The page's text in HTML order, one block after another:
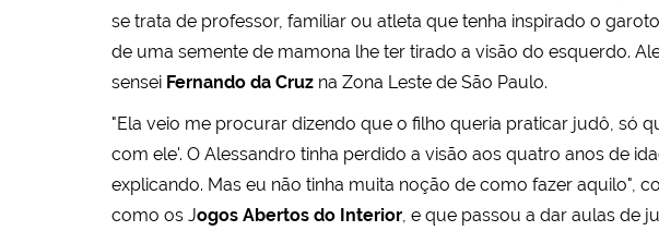
se trata de professor, familiar ou atleta que tenha inspirado o
de uma semente de mamona lhe ter tirado a visão do esquerdo.
sensei Fernando da Cruz na Zona Leste de São Paulo.
"Ela veio me procurar dizendo que o filho queria praticar judô, só
com ele'. O Alessandro tinha perdido a visão aos quatro anos de
explicando. Mas eu não tinha muita noção de como fazer aquilo",
como os Jogos Abertos do Interior, e que passou a dar aulas de